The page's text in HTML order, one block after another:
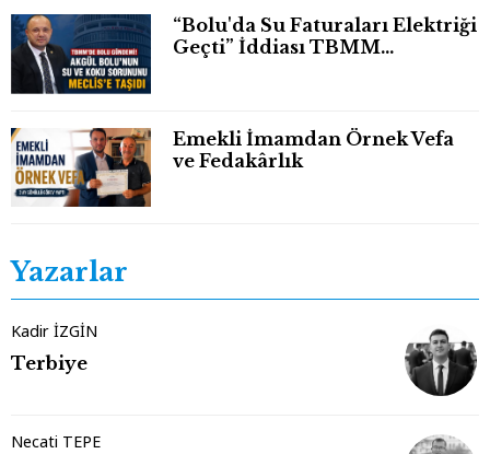
“Bolu'da Su Faturaları Elektriği
Geçti” İddiası TBMM
Emekli İmamdan Örnek Vefa
ve Fedakârlık
Yazarlar
Kadir İZGİN
Terbiye
Necati TEPE